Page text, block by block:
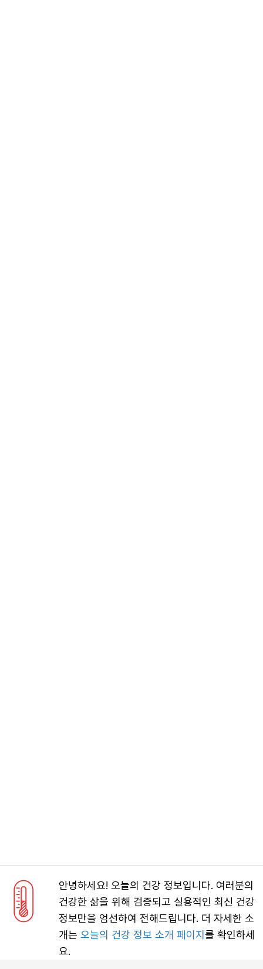
안녕하세요! 오늘의 건강 정보입니다. 여러분의
건강한 삶을 위해 검증되고 실용적인 최신 건강
정보만을 엄선하여 전해드립니다. 더 자세한 소
개는 오늘의 건강 정보 소개 페이지 를 확인하세
요.